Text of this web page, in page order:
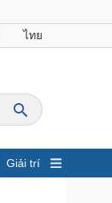
ไทย
Giải trí